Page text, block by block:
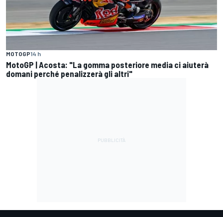
MOTOGP14 h
MotoGP | Acosta: "La gomma posteriore media ci aiuterà
domani perché penalizzerà gli altri"